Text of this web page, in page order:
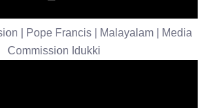
| Pope Francis | Malayalam | Media
Commission Idukki